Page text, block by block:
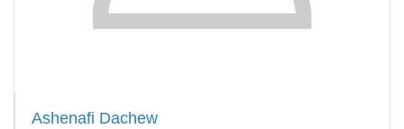
Ashenafi Dachew